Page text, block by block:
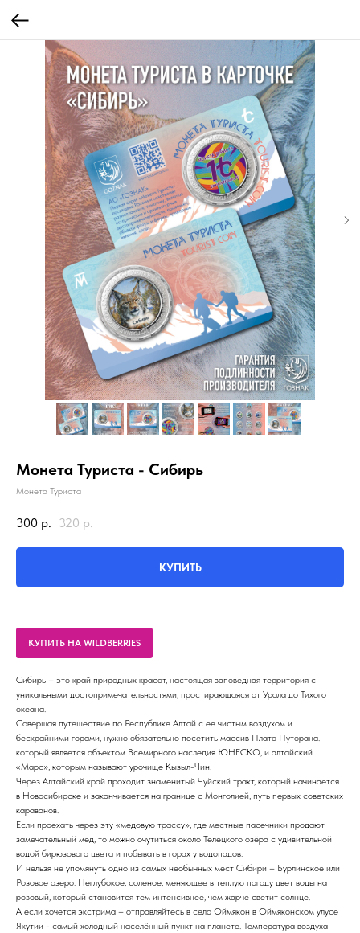
Монета Туриста - Сибирь
Монета Туриста
300 р. 320 р.
КУПИТЬ
КУПИТЬ НА WILDBERRIES
Сибирь – это край природных красот, настоящая заповедная территория с
уникальными достопримечательностями, простирающаяся от Урала до Тихого
океана.
Совершая путешествие по Республике Алтай с ее чистым воздухом и
бескрайними горами, нужно обязательно посетить массив Плато Путорана.
который является объектом Всемирного наследия ЮНЕСКО, и алтайский
«Марс», которым называют урочище Кызыл-Чин.
Через Алтайский край проходит знаменитый Чуйский тракт, который начинается
в Новосибирске и заканчивается на границе с Монголией, путь первых советских
караванов.
Если проехать через эту «медовую трассу», где местные пасечники продают
замечательный мед, то можно очутиться около Телецкого озёра с удивительной
водой бирюзового цвета и побывать в горах у водопадов.
И нельзя не упомянуть одно из самых необычных мест Сибири – Бурлинское или
Розовое озеро. Неглубокое, соленое, меняющее в теплую погоду цвет воды на
розовый, который становится тем интенсивнее, чем жарче светит солнце.
А если хочется экстрима – отправляйтесь в село Оймякон в Оймяконском улусе
Якутии - самый холодный населённый пункт на планете. Температура воздуха